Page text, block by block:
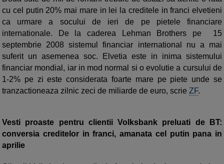
cu cel putin 20% mai mare in lei la creditele in franci elvetieni
ca urmare a socului de ieri de pe pietele financiare
internationale. De la caderea Lehman Brothers pe 15
septembrie 2008 sistemul financiar international nu a mai
suferit un asemenea soc. Elvetia este in inima sistemului
financiar mondial, iar in mod normal si o evolutie a cursului de
1-2% pe zi este considerata foarte mare pe piete unde se
tranzactioneaza zilnic zeci de miliarde de euro, scrie ZF.
Vesti proaste pentru clientii Volksbank preluati de BT:
conversia creditelor in franci, amanata cel putin pana in
aprilie